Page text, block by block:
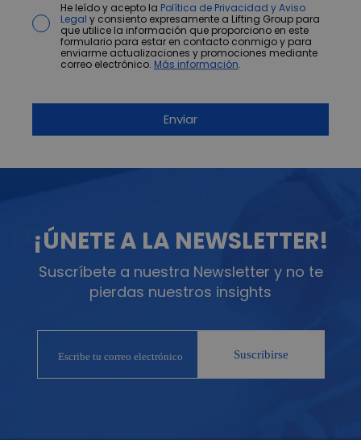
He leído y acepto la Política de Privacidad y Aviso
Legal y consiento expresamente a Lifting Group para
que utilice la información que proporciono en este
formulario para estar en contacto conmigo y para
enviarme actualizaciones y promociones mediante
correo electrónico. Más información.
¡ÚNETE A LA NEWSLETTER!
Suscríbete a nuestra Newsletter y no te
pierdas nuestros insights